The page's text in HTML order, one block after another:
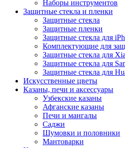
Наборы инструментов
Защитные стекла и пленки
Защитные стекла
Защитные пленки
Защитные стекла для
Комплектующие для
Защитные стекла для
Защитные стекла для
Защитные стекла для
Искусственные цветы
Казаны, печи и аксессуары
Узбекские казаны
Афганские казаны
Печи и мангалы
Саджи
Шумовки и половники
Мантоварки